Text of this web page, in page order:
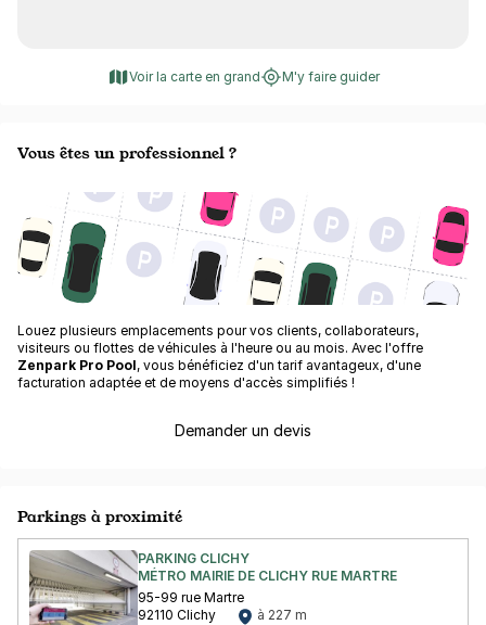
Voir la carte en grand M'y faire guider
Vous êtes un professionnel ?
Louez plusieurs emplacements pour vos clients, collaborateurs,
visiteurs ou flottes de véhicules à l'heure ou au mois. Avec l'offre
Zenpark Pro Pool, vous bénéficiez d'un tarif avantageux, d'une
facturation adaptée et de moyens d'accès simplifiés !
Demander un devis
Parkings à proximité
PARKING CLICHY
MÉTRO MAIRIE DE CLICHY RUE MARTRE
95-99 rue Martre
92110 Clichy
à 227 m